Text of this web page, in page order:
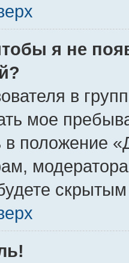
я не
в
мое
в положение